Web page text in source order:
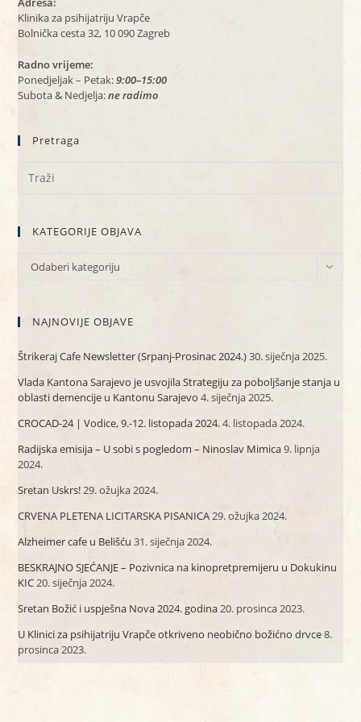
Klinika za psihijatriju Vrapče
Bolnička cesta 32, 10 090 Zagreb
Radno vrijeme:
Ponedjeljak – Petak:9:00–15:00
Subota & Nedjelja:ne radimo
Pretraga
KATEGORIJE OBJAVA
KATEGORIJE
Odaberi kategoriju
NAJNOVIJE OBJAVE
Štrikeraj Cafe Newsletter (Srpanj-Prosinac 2024.)30. siječnja 2025.
Vlada Kantona Sarajevo je usvojila Strategiju za poboljšanje stanja u
oblasti demencije u Kantonu Sarajevo 4. siječnja 2025.
CROCAD-24 | Vodice, 9.-12. listopada 2024.4. listopada 2024.
Radijska emisija – U sobi s pogledom – Ninoslav Mimica9. lipnja
2024.
Sretan Uskrs!29. ožujka 2024.
CRVENA PLETENA LICITARSKA PISANICA29. ožujka 2024.
Alzheimer cafe u Belišću 31. siječnja 2024.
BESKRAJNO SJEĆANJE – Pozivnica na kinopretpremijeru u Dokukinu
KIC20. siječnja 2024.
Sretan Božić i uspješna Nova 2024. godina20. prosinca 2023.
U Klinici za psihijatriju Vrapče otkriveno neobično božićno drvce8.
prosinca 2023.